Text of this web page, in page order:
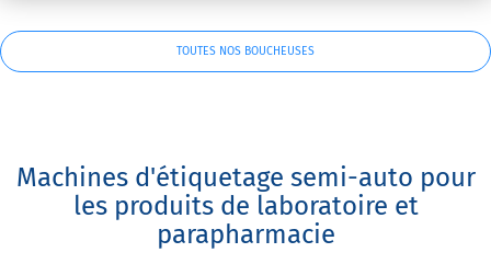
TOUTES NOS BOUCHEUSES
Machines d'étiquetage semi-auto pour
les produits de laboratoire et
parapharmacie